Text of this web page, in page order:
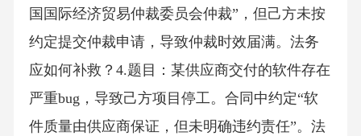
国国际经济贸易仲裁委员会仲裁”，但己方未按
约定提交仲裁申请，导致仲裁时效届满。法务
应如何补救？4.题目：某供应商交付的软件存在
严重bug，导致己方项目停工。合同中约定“软
件质量由供应商保证，但未明确违约责任”。法